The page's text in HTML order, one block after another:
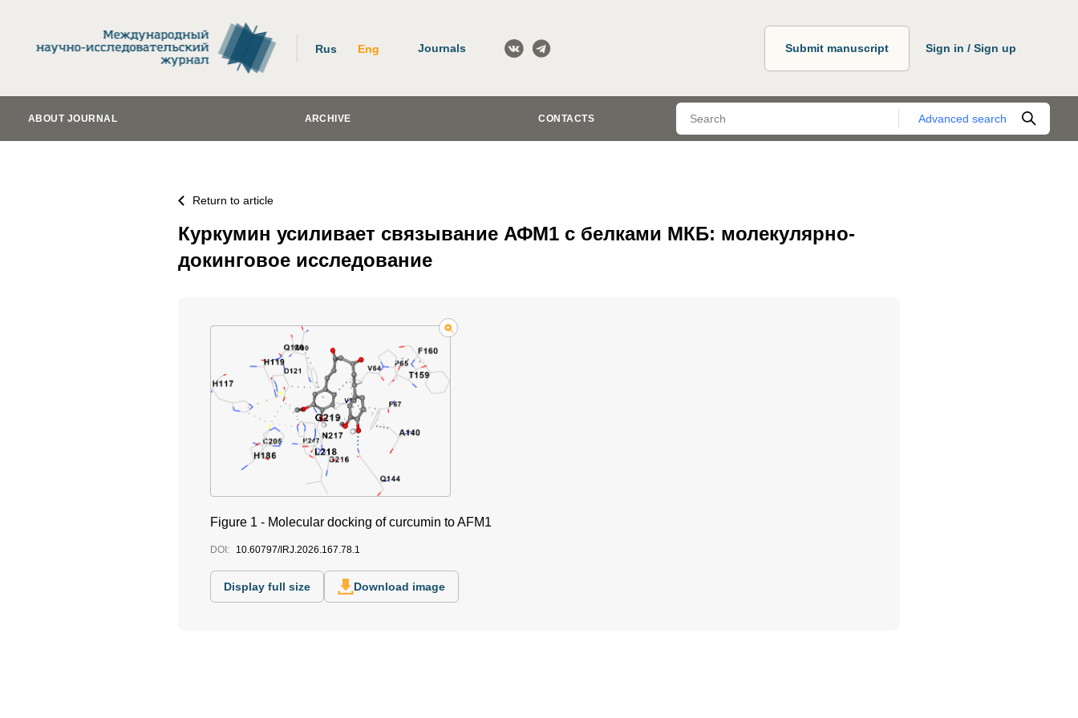
Rus Eng Journals Submit manuscript Sign in / Sign up
ABOUT JOURNAL ARCHIVE CONTACTS Advanced search
Return to article
Куркумин усиливает связывание АФМ1 с белками МКБ: молекулярно-
докинговое исследование
Figure 1 - Molecular docking of curcumin to AFM1
DOI: 10.60797/IRJ.2026.167.78.1
Display full size Download image